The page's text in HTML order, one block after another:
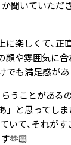
聞いていただ
楽しくて､正
顔や雰囲気に合
でも満足感が
うことがある
と思ってしま
いて､それがす
🫶🏻